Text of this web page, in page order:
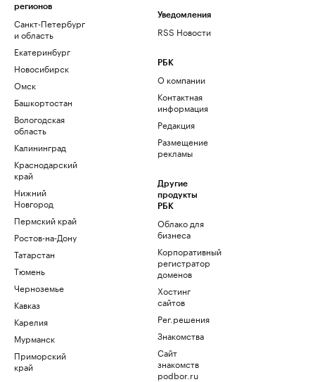
регионов
Санкт-Петербург
и область
Екатеринбург
Новосибирск
Омск
Башкортостан
Вологодская
область
Калининград
Краснодарский
край
Нижний
Новгород
Пермский край
Ростов-на-Дону
Татарстан
Тюмень
Черноземье
Кавказ
Карелия
Мурманск
Приморский
край
Уведомления
RSS Новости
РБК
О компании
Контактная
информация
Редакция
Размещение
рекламы
Другие
продукты
РБК
Облако для
бизнеса
Корпоративный
регистратор
доменов
Хостинг
сайтов
Рег.решения
Знакомства
Сайт
знакомств
podbor.ru